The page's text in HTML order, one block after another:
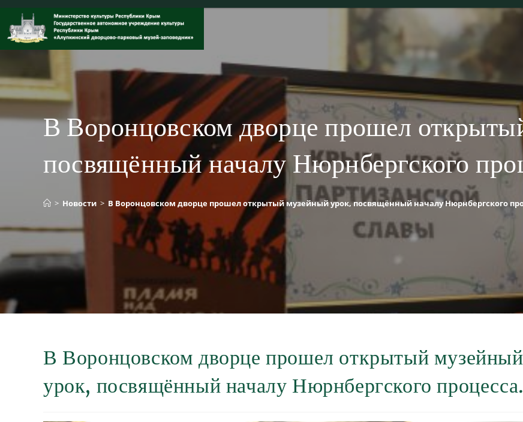
содержимому
В Воронцовском дворце прошел
посвящённый началу Нюрнбергского
> Новости > В Воронцовском дворце прошел открытый музейный урок, посвящённый началу Нюрнбергского
В Воронцовском дворце прошел открытый музейный
урок, посвящённый началу Нюрнбергского процесса.